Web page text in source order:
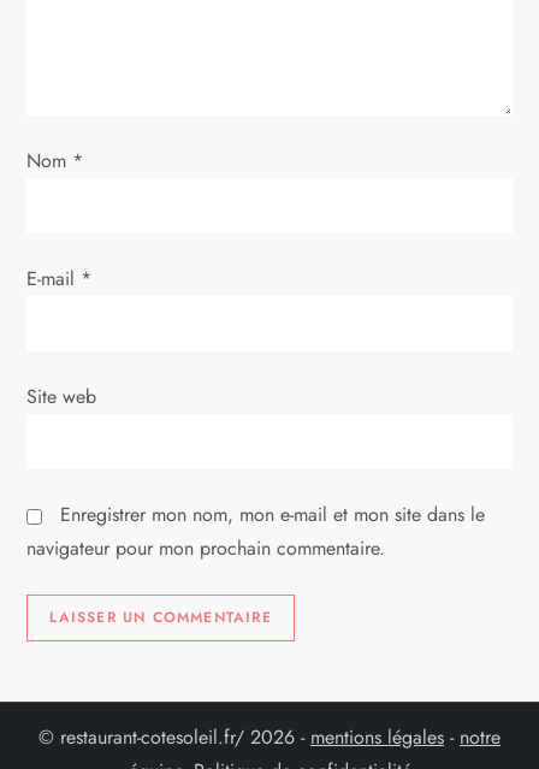
’
r
i
l
e
Nom *
E-mail *
Site web
Enregistrer mon nom, mon e-mail et mon site dans le
navigateur pour mon prochain commentaire.
© restaurant-cotesoleil.fr/ 2026 - mentions légales - notre